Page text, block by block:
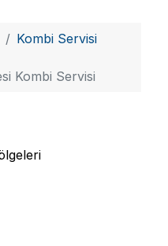
Kombi Servisi
Kombi Servisi